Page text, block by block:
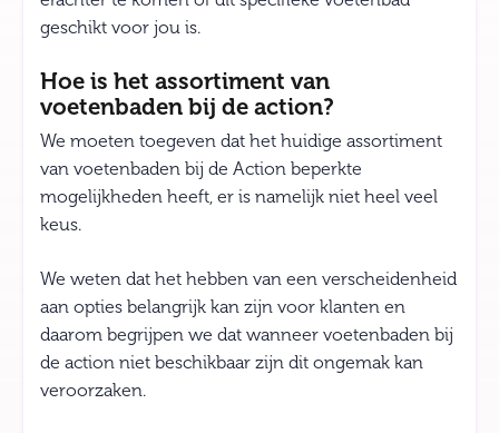
geschikt voor jou is.
Hoe is het assortiment van
voetenbaden bij de action?
We moeten toegeven dat het huidige assortiment
van voetenbaden bij de Action beperkte
mogelijkheden heeft, er is namelijk niet heel veel
keus.
We weten dat het hebben van een verscheidenheid
aan opties belangrijk kan zijn voor klanten en
daarom begrijpen we dat wanneer voetenbaden bij
de action niet beschikbaar zijn dit ongemak kan
veroorzaken.